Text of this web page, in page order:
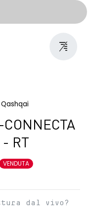
Qashqai
RT
VENDUTA
dal vivo?